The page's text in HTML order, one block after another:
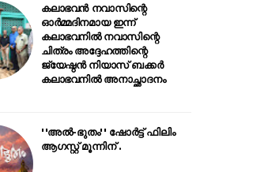
കലാഭവൻ നവാസിന്റെ
ഓർമ്മദിനമായ ഇന്ന്
കലാഭവനിൽ നവാസിന്റെ
ചിത്രം അദ്ദേഹത്തിന്റെ
ജ്യേഷ്ഠൻ നിയാസ് ബക്കർ
കലാഭവനിൽ അനാച്ഛാദനം
''അൽ-ഭുതം'' ഷോർട്ട് ഫിലിം
ആഗസ്റ്റ് മൂന്നിന് .